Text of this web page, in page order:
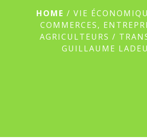
HOME / VIE
COMMERCES,
AGRICULTEURS /
GUILLAUME